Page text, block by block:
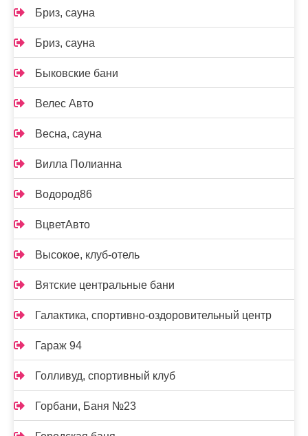
Бриз, сауна
Бриз, сауна
Быковские бани
Велес Авто
Весна, сауна
Вилла Полианна
Водород86
ВцветАвто
Высокое, клуб-отель
Вятские центральные бани
Галактика, спортивно-оздоровительный центр
Гараж 94
Голливуд, спортивный клуб
Горбани, Баня №23